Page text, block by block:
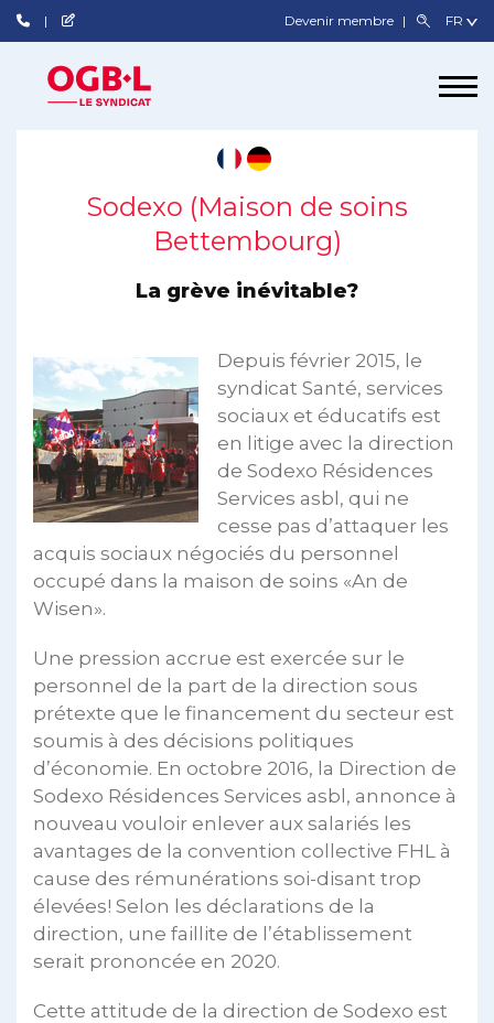
Devenir membre
Sodexo (Maison de soins
Bettembourg)
La grève inévitable?
Depuis février 2015, le
syndicat Santé, services
sociaux et éducatifs est
en litige avec la direction
de Sodexo Résidences
Services asbl, qui ne
cesse pas d’attaquer les
acquis sociaux négociés du personnel
occupé dans la maison de soins «An de
Wisen».
Une pression accrue est exercée sur le
personnel de la part de la direction sous
prétexte que le financement du secteur est
soumis à des décisions politiques
d’économie. En octobre 2016, la Direction de
Sodexo Résidences Services asbl, annonce à
nouveau vouloir enlever aux salariés les
avantages de la convention collective FHL à
cause des rémunérations soi-disant trop
élevées! Selon les déclarations de la
direction, une faillite de l’établissement
serait prononcée en 2020.
Cette attitude de la direction de Sodexo est